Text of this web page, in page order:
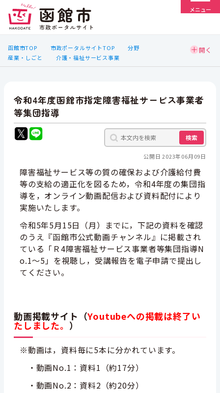
メニュー
函館市TOP 市政ポータルサイトTOP
分野
産業・しごと
介護・福祉サービス事業
令和4年度函館市指定障害福祉サービス事業者
等集団指導
検索
公開日 2023年06月09日
障害福祉サービス等の質の確保および介護給付費
等の支給の適正化を図るため，令和4年度の集団指
導を，オンライン動画配信および資料配付により
実施いたします。
令和5年5月15日（月）までに，下記の資料を確認
のうえ『函館市公式動画チャンネル』に掲載され
ている「Ｒ4障害福祉サービス事業者等集団指導N
o.1～5」を視聴し，受講報告を電子申請で提出し
てください。
動画掲載サイト（Youtubeへの掲載は終了い
たしました。 ）
※動画は，資料毎に5本に分かれています。
・動画No.1：資料1（約17分）
・動画No.2：資料2（約20分）